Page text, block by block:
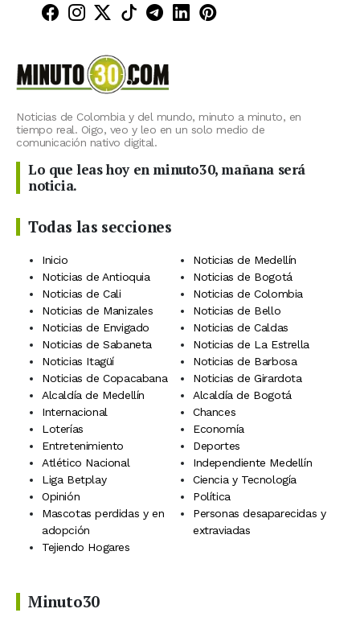
Minuto30 en Facebook
Minuto30 en Instagram
Minuto30 en X (Twitter)
Minuto30 en TikTok
Canal de Minuto30 en
Minuto30 en LinkedIn
Minuto30 en
Noticias de Colombia y del mundo, minuto a minuto, en
tiempo real. Oigo, veo y leo en un solo medio de
comunicación nativo digital.
Lo que leas hoy en minuto30, mañana será
noticia.
Todas las secciones
Inicio
Noticias de Medellín
Noticias de Antioquia
Noticias de Bogotá
Noticias de Cali
Noticias de Colombia
Noticias de Manizales
Noticias de Bello
Noticias de Envigado
Noticias de Caldas
Noticias de Sabaneta
Noticias de La Estrella
Noticias Itagüí
Noticias de Barbosa
Noticias de Copacabana
Noticias de Girardota
Alcaldía de Medellín
Alcaldía de Bogotá
Internacional
Chances
Loterías
Economía
Entretenimiento
Deportes
Atlético Nacional
Independiente Medellín
Liga Betplay
Ciencia y Tecnología
Opinión
Política
Mascotas perdidas y en
adopción
Personas desaparecidas y
extraviadas
Tejiendo Hogares
Minuto30